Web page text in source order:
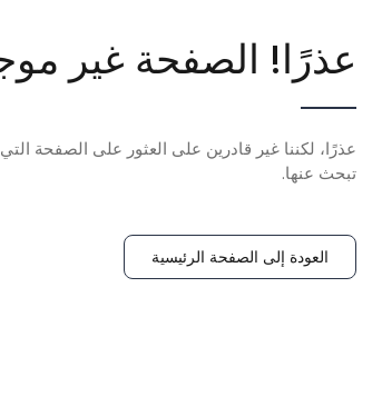
عذرًا! الصفحة غير
عذرًا، لكننا غير قادرين على العثور على الصفحة التي
تبحث عنها.
العودة إلى الصفحة الرئيسية